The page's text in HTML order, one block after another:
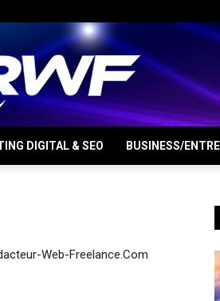
DIGITAL & SEO BUSINESS/
Web-Freelance.Com